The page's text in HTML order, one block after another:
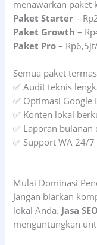
menawarkan paket
Paket Starter –
Paket Growth –
Paket Pro –
Semua paket
✅ Audit teknis
✅ Optimasi Google
✅ Konten lokal
✅ Laporan bulanan
✅ Support WA 24/7
Mulai Dominasi
Jangan biarkan
lokal Anda. Jasa
menguntungkan